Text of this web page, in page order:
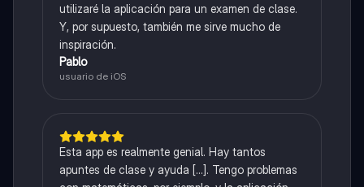
utilizaré la aplicación para un examen de clase.
Y, por supuesto, también me sirve mucho de
inspiración.
Pablo
usuario de iOS
Esta app es realmente genial. Hay tantos
apuntes de clase y ayuda [...]. Tengo problemas